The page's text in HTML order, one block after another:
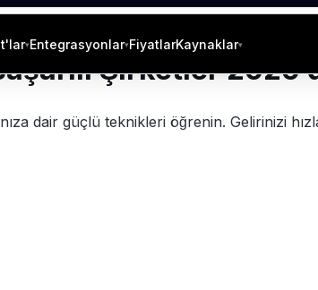
▾Entegrasyonlar▾FiyatlarKaynaklar▾
Şirketler 2026'da Neleri Farklı Yapıyor?
Şirketler
dair güçlü teknikleri öğrenin. Gelirinizi